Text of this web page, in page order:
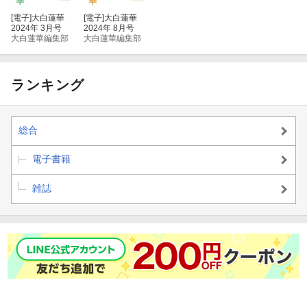
[電子]大白蓮華
2024年 3月号
大白蓮華編集部
[電子]大白蓮華
2024年 8月号
大白蓮華編集部
ランキング
総合
電子書籍
雑誌